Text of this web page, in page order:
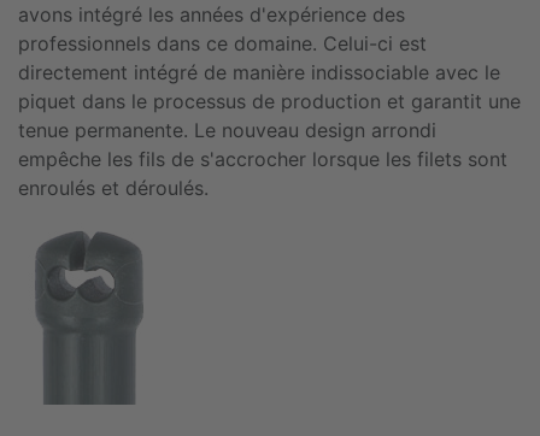
avons intégré les années d'expérience des
professionnels dans ce domaine. Celui-ci est
directement intégré de manière indissociable avec le
piquet dans le processus de production et garantit une
tenue permanente. Le nouveau design arrondi
empêche les fils de s'accrocher lorsque les filets sont
enroulés et déroulés.